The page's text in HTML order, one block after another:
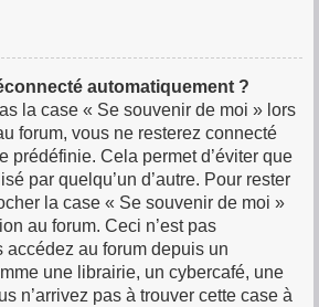
automatiquement ?
la case « Se souvenir de moi » lors
forum, vous ne resterez connecté
prédéfinie. Cela permet d’éviter que
par quelqu’un d’autre. Pour rester
la case « Se souvenir de moi »
au forum. Ceci n’est pas
accédez au forum depuis un
une librairie, un cybercafé, une
n’arrivez pas à trouver cette case à